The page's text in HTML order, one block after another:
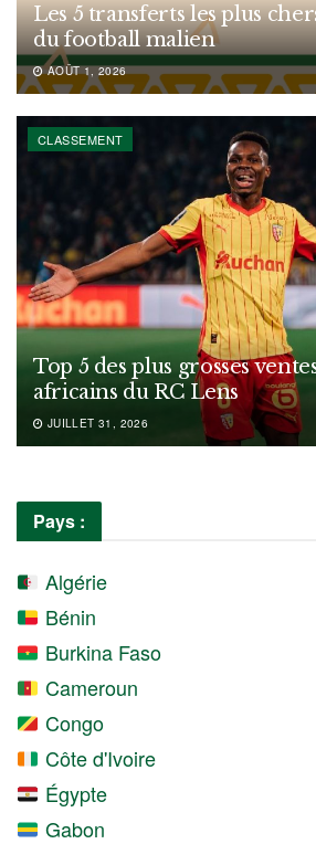
Les 5 transferts les plus
du football malien
AOÛT 1, 2026
CLASSEMENT
Top 5 des plus grosses
africains du RC Lens
JUILLET 31, 2026
Pays :
Algérie
Bénin
Burkina Faso
Cameroun
Congo
Côte d'Ivoire
Égypte
Gabon